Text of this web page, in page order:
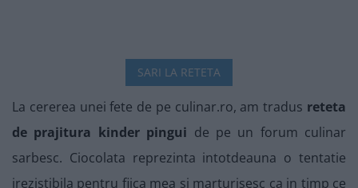
SARI LA RETETA
La cererea unei fete de pe culinar.ro, am tradus reteta
de prajitura kinder pingui de pe un forum culinar
sarbesc. Ciocolata reprezinta intotdeauna o tentatie
irezistibila pentru fiica mea si marturisesc ca in timp ce